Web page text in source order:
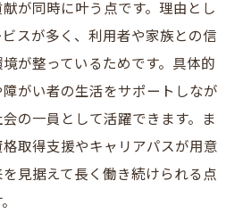
が同時に叶う点です。理由とし
スが多く、利用者や家族との信
が整っているためです。具体的
がい者の生活をサポートしなが
の一員として活躍できます。ま
取得支援やキャリアパスが用意
見据えて長く働き続けられる点